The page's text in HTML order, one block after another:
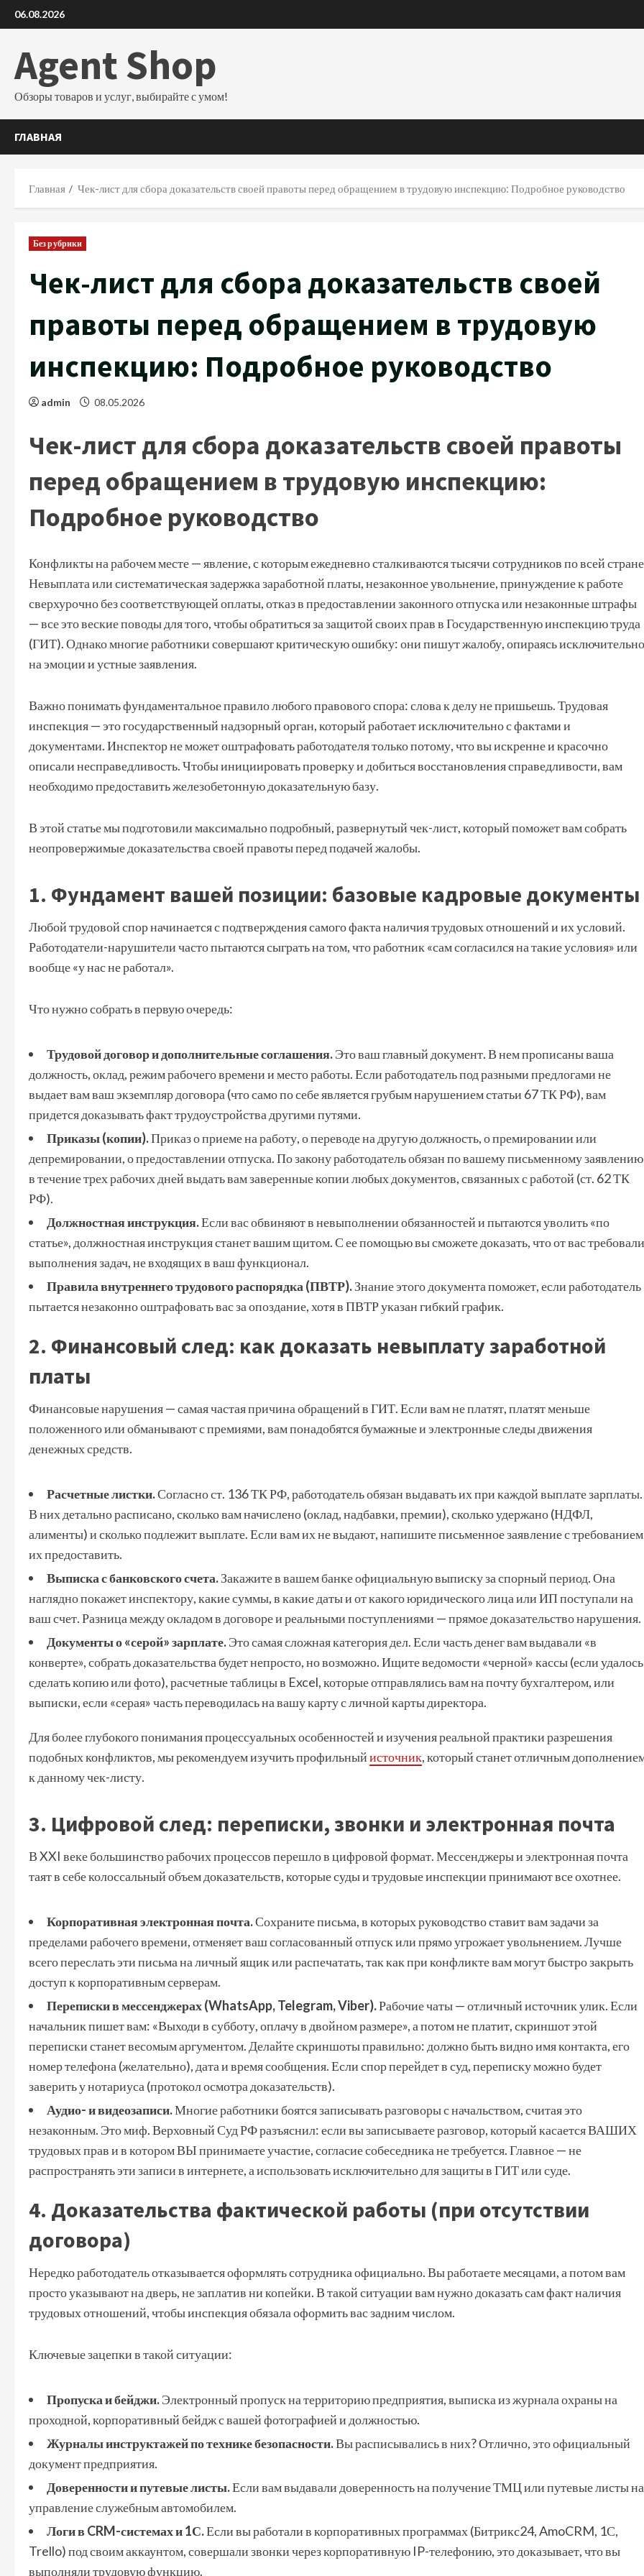
Перейти
к
06.08.2026
Agent Shop
Обзоры товаров и услуг, выбирайте с умом!
ГЛАВНАЯ
Главная Чек-лист для сбора доказательств своей правоты перед обращением в трудовую инспекцию: Подробное руководство
Без рубрики
Чек-лист для сбора доказательств своей
правоты перед обращением в трудовую
инспекцию: Подробное руководство
admin 08.05.2026
Чек-лист для сбора доказательств своей правоты
перед обращением в трудовую инспекцию:
Подробное руководство
Конфликты на рабочем месте — явление, с которым ежедневно сталкиваются тысячи сотрудников по всей
Невыплата или систематическая задержка заработной платы, незаконное увольнение, принуждение к работе
сверхурочно без соответствующей оплаты, отказ в предоставлении законного отпуска или незаконные штрафы
— все это веские поводы для того, чтобы обратиться за защитой своих прав в Государственную инспекцию труда
(ГИТ). Однако многие работники совершают критическую ошибку: они пишут жалобу, опираясь исключительно
на эмоции и устные заявления.
Важно понимать фундаментальное правило любого правового спора: слова к делу не пришьешь. Трудовая
инспекция — это государственный надзорный орган, который работает исключительно с фактами и
документами. Инспектор не может оштрафовать работодателя только потому, что вы искренне и красочно
описали несправедливость. Чтобы инициировать проверку и добиться восстановления справедливости, вам
необходимо предоставить железобетонную доказательную базу.
В этой статье мы подготовили максимально подробный, развернутый чек-лист, который поможет вам собрать
неопровержимые доказательства своей правоты перед подачей жалобы.
1. Фундамент вашей позиции: базовые кадровые документы
Любой трудовой спор начинается с подтверждения самого факта наличия трудовых отношений и их условий.
Работодатели-нарушители часто пытаются сыграть на том, что работник «сам согласился на такие условия» или
вообще «у нас не работал».
Что нужно собрать в первую очередь:
Трудовой договор и дополнительные соглашения.Это ваш главный документ. В нем прописаны ваша
должность, оклад, режим рабочего времени и место работы. Если работодатель под разными предлогами не
выдает вам ваш экземпляр договора (что само по себе является грубым нарушением статьи 67 ТК РФ), вам
придется доказывать факт трудоустройства другими путями.
Приказы (копии).Приказ о приеме на работу, о переводе на другую должность, о премировании или
депремировании, о предоставлении отпуска. По закону работодатель обязан по вашему письменному заявлению
в течение трех рабочих дней выдать вам заверенные копии любых документов, связанных с работой (ст. 62 ТК
РФ).
Должностная инструкция.Если вас обвиняют в невыполнении обязанностей и пытаются уволить «по
статье», должностная инструкция станет вашим щитом. С ее помощью вы сможете доказать, что от вас требовали
выполнения задач, не входящих в ваш функционал.
Правила внутреннего трудового распорядка (ПВТР).Знание этого документа поможет, если работодатель
пытается незаконно оштрафовать вас за опоздание, хотя в ПВТР указан гибкий график.
2. Финансовый след: как доказать невыплату заработной
платы
Финансовые нарушения — самая частая причина обращений в ГИТ. Если вам не платят, платят меньше
положенного или обманывают с премиями, вам понадобятся бумажные и электронные следы движения
денежных средств.
Расчетные листки.Согласно ст. 136 ТК РФ, работодатель обязан выдавать их при каждой выплате зарплаты.
В них детально расписано, сколько вам начислено (оклад, надбавки, премии), сколько удержано (НДФЛ,
алименты) и сколько подлежит выплате. Если вам их не выдают, напишите письменное заявление с требованием
их предоставить.
Выписка с банковского счета.Закажите в вашем банке официальную выписку за спорный период. Она
наглядно покажет инспектору, какие суммы, в какие даты и от какого юридического лица или ИП поступали на
ваш счет. Разница между окладом в договоре и реальными поступлениями — прямое доказательство нарушения.
Документы о «серой» зарплате.Это самая сложная категория дел. Если часть денег вам выдавали «в
конверте», собрать доказательства будет непросто, но возможно. Ищите ведомости «черной» кассы (если удалось
сделать копию или фото), расчетные таблицы в Excel, которые отправлялись вам на почту бухгалтером, или
выписки, если «серая» часть переводилась на вашу карту с личной карты директора.
Для более глубокого понимания процессуальных особенностей и изучения реальной практики разрешения
подобных конфликтов, мы рекомендуем изучить профильныйисточник, который станет отличным
к данному чек-листу.
3. Цифровой след: переписки, звонки и электронная почта
В XXI веке большинство рабочих процессов перешло в цифровой формат. Мессенджеры и электронная почта
таят в себе колоссальный объем доказательств, которые суды и трудовые инспекции принимают все охотнее.
Корпоративная электронная почта.Сохраните письма, в которых руководство ставит вам задачи за
пределами рабочего времени, отменяет ваш согласованный отпуск или прямо угрожает увольнением. Лучше
всего переслать эти письма на личный ящик или распечатать, так как при конфликте вам могут быстро закрыть
доступ к корпоративным серверам.
Переписки в мессенджерах (WhatsApp, Telegram, Viber).Рабочие чаты — отличный источник улик. Если
начальник пишет вам: «Выходи в субботу, оплачу в двойном размере», а потом не платит, скриншот этой
переписки станет весомым аргументом. Делайте скриншоты правильно: должно быть видно имя контакта, его
номер телефона (желательно), дата и время сообщения. Если спор перейдет в суд, переписку можно будет
заверить у нотариуса (протокол осмотра доказательств).
Аудио- и видеозаписи.Многие работники боятся записывать разговоры с начальством, считая это
незаконным. Это миф. Верховный Суд РФ разъяснил: если вы записываете разговор, который касается ВАШИХ
трудовых прав и в котором ВЫ принимаете участие, согласие собеседника не требуется. Главное — не
распространять эти записи в интернете, а использовать исключительно для защиты в ГИТ или суде.
4. Доказательства фактической работы (при отсутствии
договора)
Нередко работодатель отказывается оформлять сотрудника официально. Вы работаете месяцами, а потом вам
просто указывают на дверь, не заплатив ни копейки. В такой ситуации вам нужно доказать сам факт наличия
трудовых отношений, чтобы инспекция обязала оформить вас задним числом.
Ключевые зацепки в такой ситуации:
Пропуска и бейджи.Электронный пропуск на территорию предприятия, выписка из журнала охраны на
проходной, корпоративный бейдж с вашей фотографией и должностью.
Журналы инструктажей по технике безопасности.Вы расписывались в них? Отлично, это официальный
документ предприятия.
Доверенности и путевые листы.Если вам выдавали доверенность на получение ТМЦ или путевые листы на
управление служебным автомобилем.
Логи в CRM-системах и 1С.Если вы работали в корпоративных программах (Битрикс24, AmoCRM, 1С,
Trello) под своим аккаунтом, совершали звонки через корпоративную IP-телефонию, это доказывает, что вы
выполняли трудовую функцию.